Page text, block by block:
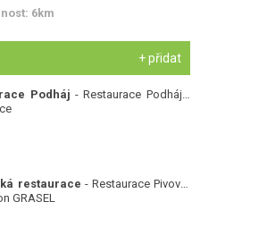
6km
+ přidat
Podháj - Restaurace Podháj -
restaurace - Restaurace Pivovar
GRASEL